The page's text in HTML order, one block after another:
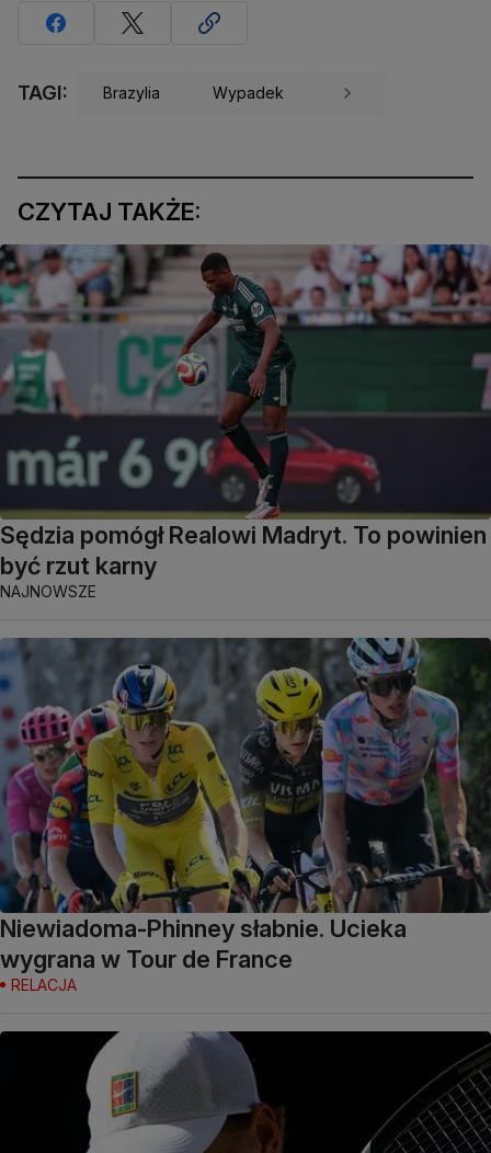
TAGI: Brazylia Wypadek
CZYTAJ TAKŻE:
Sędzia pomógł Realowi Madryt. To powinien
być rzut karny
NAJNOWSZE
Niewiadoma-Phinney słabnie. Ucieka
wygrana w Tour de France
RELACJA